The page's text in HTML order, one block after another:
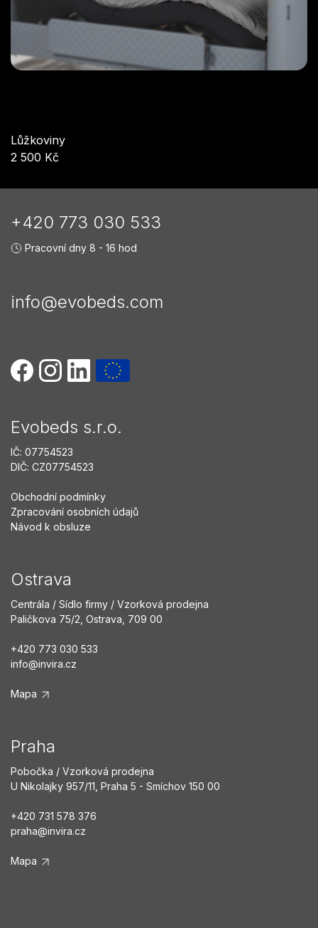
Lůžkoviny
2 500 Kč
+420 773 030 533
Pracovní dny 8 - 16 hod
info@evobeds.com
Evobeds s.r.o.
IČ: 07754523
DIČ: CZ07754523
Obchodní podmínky
Zpracování osobních údajů
Návod k obsluze
Ostrava
Centrála / Sídlo firmy / Vzorková prodejna
Paličkova 75/2, Ostrava, 709 00
+420 773 030 533
info@invira.cz
Mapa
Praha
Pobočka / Vzorková prodejna
U Nikolajky 957/11, Praha 5 - Smíchov 150 00
+420 731 578 376
praha@invira.cz
Mapa